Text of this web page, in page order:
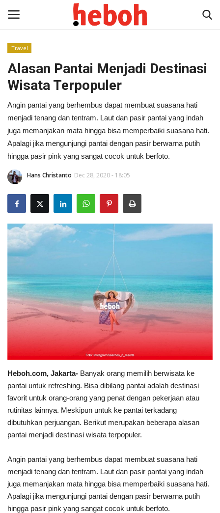
Home
Entertainment
Lifestyle
Video
News
Travel
Alasan Pantai Menjadi Destinasi
Wisata Terpopuler
Angin pantai yang berhembus dapat membuat suasana hati
menjadi tenang dan tentram. Laut dan pasir pantai yang indah
juga memanjakan mata hingga bisa memperbaiki suasana hati.
Apalagi jika mengunjungi pantai dengan pasir berwarna putih
hingga pasir pink yang sangat cocok untuk berfoto.
Hans Christanto Dec 28, 2020 - 18:05
Heboh.com, Jakarta- Banyak orang memilih berwisata ke
pantai untuk refreshing. Bisa dibilang pantai adalah destinasi
favorit untuk orang-orang yang penat dengan pekerjaan atau
rutinitas lainnya. Meskipun untuk ke pantai terkadang
dibutuhkan perjuangan. Berikut merupakan beberapa alasan
pantai menjadi destinasi wisata terpopuler.
Angin pantai yang berhembus dapat membuat suasana hati
menjadi tenang dan tentram. Laut dan pasir pantai yang indah
juga memanjakan mata hingga bisa memperbaiki suasana hati.
Apalagi jika mengunjungi pantai dengan pasir berwarna putih
hingga pasir pink yang sangat cocok untuk berfoto.